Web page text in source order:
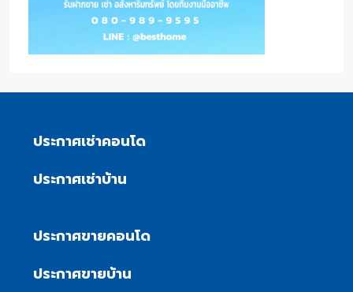
ประกาศเช่าคอนโด
ประกาศเช่าบ้าน
ประกาศขายคอนโด
ประกาศขายบ้าน